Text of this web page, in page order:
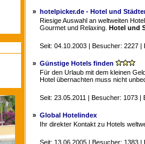
» hotelpicker.de - Hotel und
Riesige Auswahl an weltweiten
Gourmet und Relaxing. Hotel und
Seit: 04.10.2003 | Besucher: 2227 |
» Günstige Hotels finden
Für den Urlaub mit dem kleinen
Hotel übernachten muss nicht
Seit: 23.05.2011 | Besucher: 1073 |
» Global Hotelindex
Ihr direkter Kontakt zu Hotels
Seit: 13.06.2005 | Besucher: 1383 |